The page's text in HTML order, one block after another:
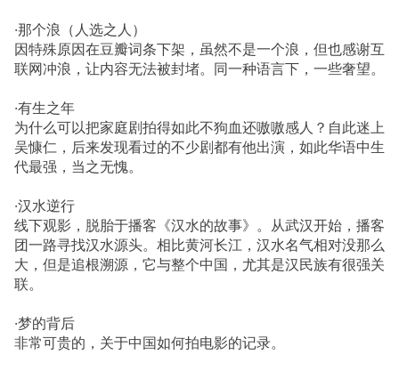
·那个浪（人选之人）
因特殊原因在豆瓣词条下架，虽然不是一个浪，但也感谢互
联网冲浪，让内容无法被封堵。同一种语言下，一些奢望。
·有生之年
为什么可以把家庭剧拍得如此不狗血还嗷嗷感人？自此迷上
吴慷仁，后来发现看过的不少剧都有他出演，如此华语中生
代最强，当之无愧。
·汉水逆行
线下观影，脱胎于播客《汉水的故事》。从武汉开始，播客
团一路寻找汉水源头。相比黄河长江，汉水名气相对没那么
大，但是追根溯源，它与整个中国，尤其是汉民族有很强关
联。
·梦的背后
非常可贵的，关于中国如何拍电影的记录。